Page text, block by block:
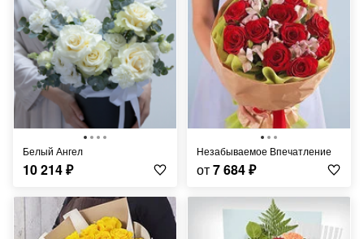
Белый Ангел
10 214₽
Незабываемое Впечатление
от7 684₽